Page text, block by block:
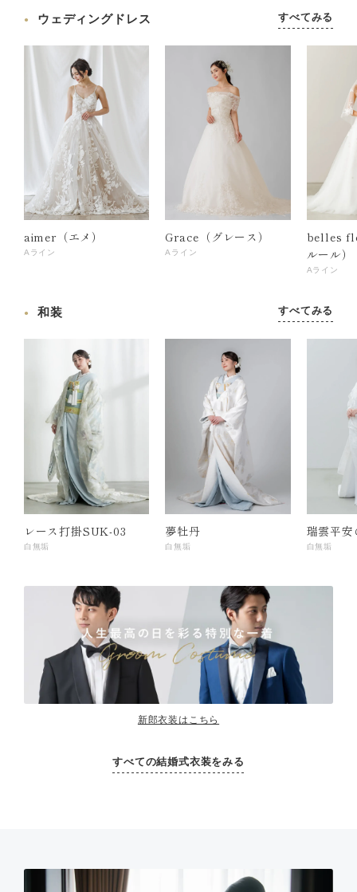
ウェディングドレス すべてみる
aimer（エメ）
Aライン
Grace（グレース）
Aライン
belles
ルール）
Aライン
和装 すべてみる
レース打掛SUK-03
白無垢
夢牡丹
白無垢
瑞雲平安
白無垢
新郎衣装はこちら
すべての結婚式衣装をみる